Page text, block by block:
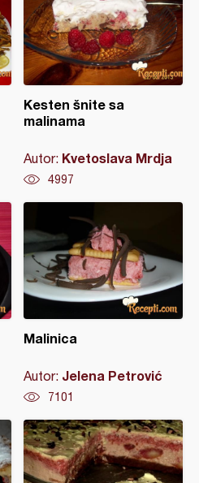
Kesten šnite sa
malinama
Autor: Kvetoslava Mrdja
4997
Malinica
Autor: Jelena Petrović
7101